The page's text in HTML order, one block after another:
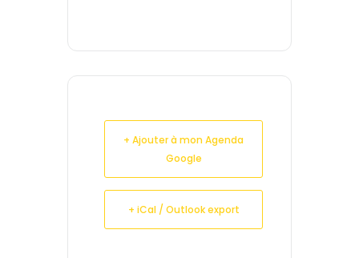
+ Ajouter à mon Agenda
Google
+ iCal / Outlook export